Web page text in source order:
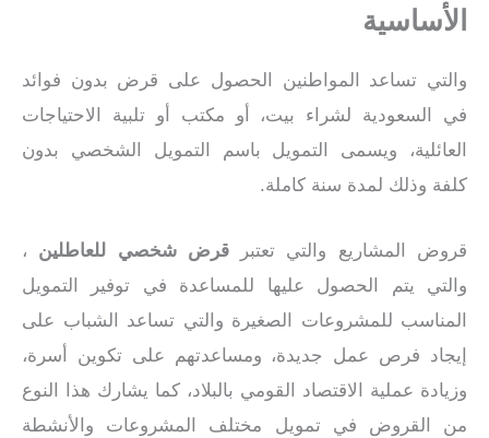
الأساسية
والتي تساعد المواطنين الحصول على قرض بدون فوائد
في السعودية لشراء بيت، أو مكتب أو تلبية الاحتياجات
العائلية، ويسمى التمويل باسم التمويل الشخصي بدون
كلفة وذلك لمدة سنة كاملة.
قروض المشاريع والتي تعتبرقرض شخصي للعاطلين ،
والتي يتم الحصول عليها للمساعدة في توفير التمويل
المناسب للمشروعات الصغيرة والتي تساعد الشباب على
إيجاد فرص عمل جديدة، ومساعدتهم على تكوين أسرة،
وزيادة عملية الاقتصاد القومي بالبلاد، كما يشارك هذا النوع
من القروض في تمويل مختلف المشروعات والأنشطة